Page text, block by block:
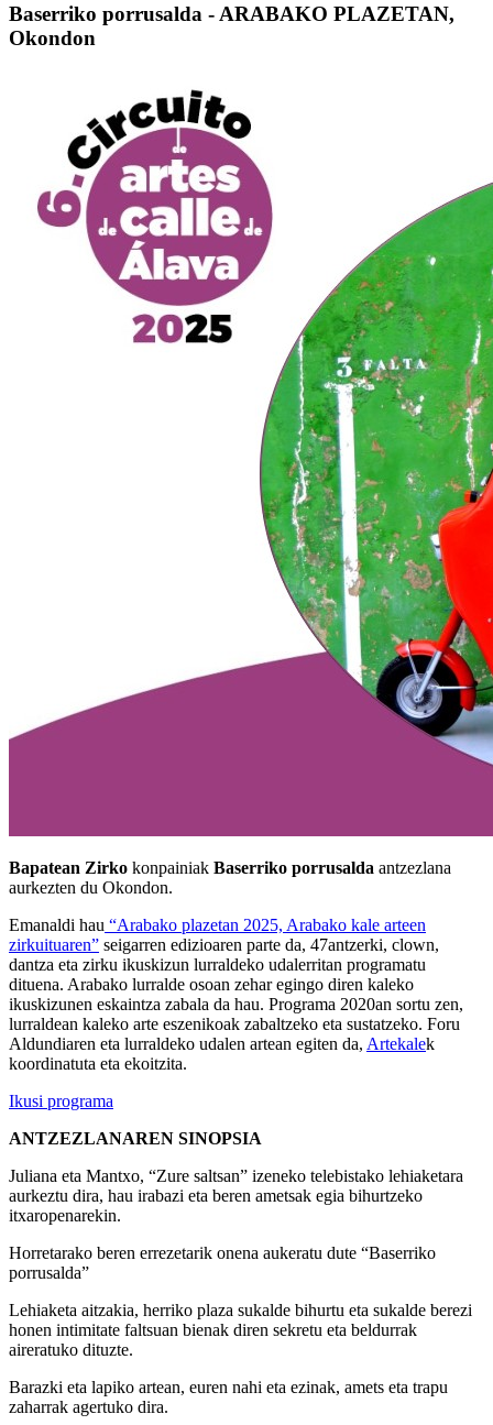
Baserriko porrusalda - ARABAKO PLAZETAN,
Okondon
Bapatean Zirko konpainiak Baserriko porrusalda antzezlana
aurkezten du Okondon.
Emanaldi hau “Arabako plazetan 2025, Arabako kale arteen
zirkuituaren” seigarren edizioaren parte da, 47antzerki, clown,
dantza eta zirku ikuskizun lurraldeko udalerritan programatu
dituena. Arabako lurralde osoan zehar egingo diren kaleko
ikuskizunen eskaintza zabala da hau. Programa 2020an sortu zen,
lurraldean kaleko arte eszenikoak zabaltzeko eta sustatzeko. Foru
Aldundiaren eta lurraldeko udalen artean egiten da, Artekalek
koordinatuta eta ekoitzita.
Ikusi programa
ANTZEZLANAREN SINOPSIA
Juliana eta Mantxo, “Zure saltsan” izeneko telebistako lehiaketara
aurkeztu dira, hau irabazi eta beren ametsak egia bihurtzeko
itxaropenarekin.
Horretarako beren errezetarik onena aukeratu dute “Baserriko
porrusalda”
Lehiaketa aitzakia, herriko plaza sukalde bihurtu eta sukalde berezi
honen intimitate faltsuan bienak diren sekretu eta beldurrak
aireratuko dituzte.
Barazki eta lapiko artean, euren nahi eta ezinak, amets eta trapu
zaharrak agertuko dira.